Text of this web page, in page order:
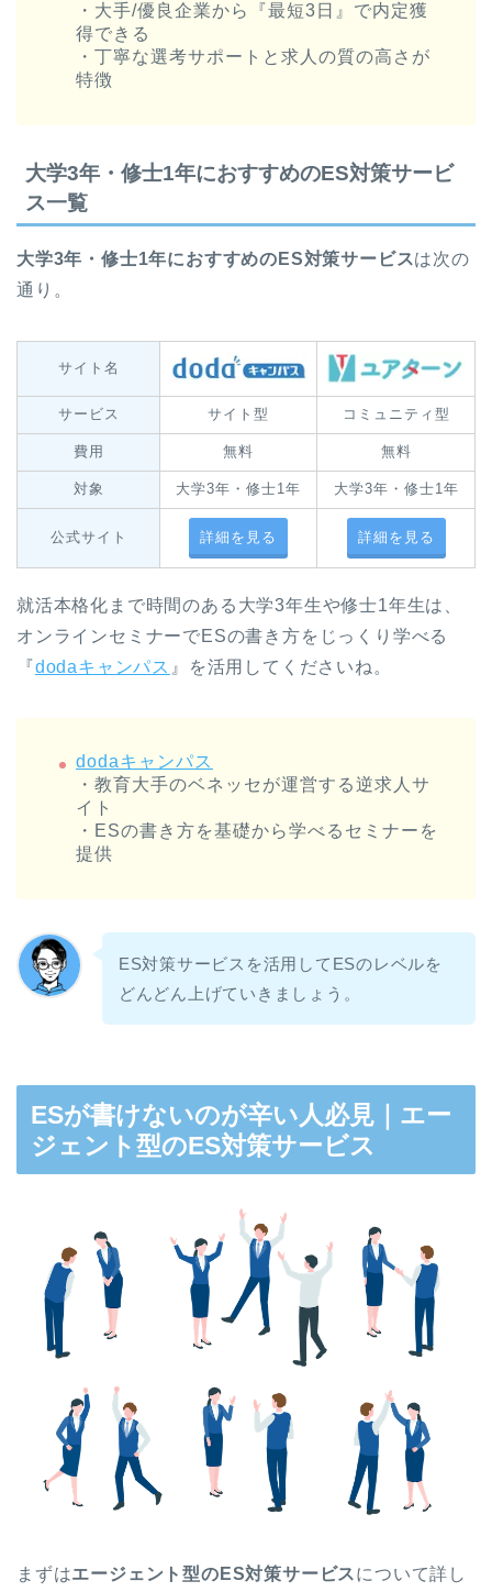
・大手/優良企業から『最短3日』で内定獲
得できる
・丁寧な選考サポートと求人の質の高さが
特徴
大学3年・修士1年におすすめのES対策サービ
ス一覧
大学3年・修士1年におすすめのES対策サービスは次の
通り。
サイト名
サービス サイト型 コミュニティ型
費用 無料 無料
対象 大学3年・修士1年 大学3年・修士1年
公式サイト 詳細を見る 詳細を見る
就活本格化まで時間のある大学3年生や修士1年生は、
オンラインセミナーでESの書き方をじっくり学べる
『dodaキャンパス 』を活用してくださいね。
dodaキャンパス
・教育大手のベネッセが運営する逆求人サ
イト
・ESの書き方を基礎から学べるセミナーを
提供
ES対策サービスを活用してESのレベルを
どんどん上げていきましょう。
ESが書けないのが辛い人必見｜エー
ジェント型のES対策サービス
まずはエージェント型のES対策サービスについて詳し